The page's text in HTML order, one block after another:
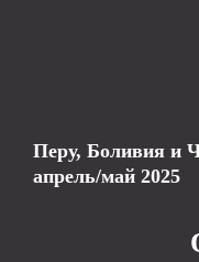
Перу, Боливия и
апрель/май 2025